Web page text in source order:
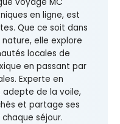
en ligne, est
Que ce soit dans
elle explore
locales de
en passant par
Experte en
de la voile,
et partage ses
séjour.